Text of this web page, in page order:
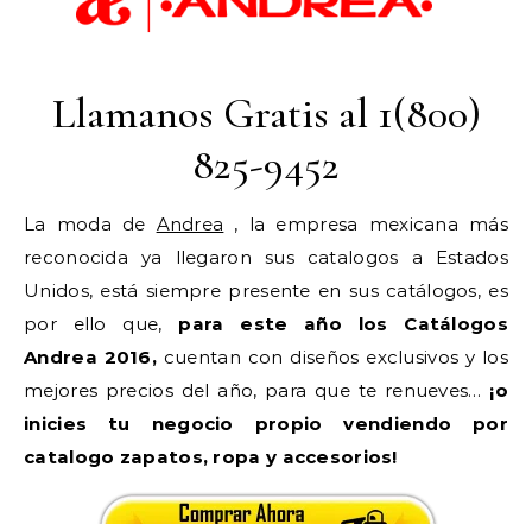
Llamanos Gratis al 1(800)
825-9452
La moda de Andrea , la empresa mexicana más
reconocida ya llegaron sus catalogos a Estados
Unidos, está siempre presente en sus catálogos, es
por ello que, para este año los Catálogos
Andrea 2016, cuentan con diseños exclusivos y los
mejores precios del año, para que te renueves… ¡o
inicies tu negocio propio vendiendo por
catalogo zapatos, ropa y accesorios!